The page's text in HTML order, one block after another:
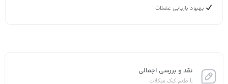
بهبود بازیابی عضلات
نقد و بررسی اجمالی
با طعم کیک شکلات